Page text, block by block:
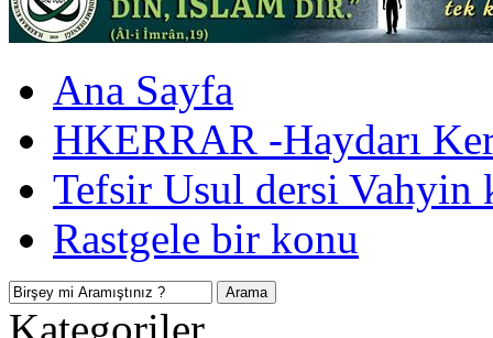
Ana Sayfa
HKERRAR -Haydarı
Tefsir Usul dersi Vahyin
Rastgele bir konu